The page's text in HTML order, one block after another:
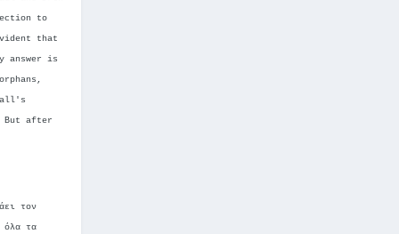
to
that
answer is
But after
τον
όλα τα